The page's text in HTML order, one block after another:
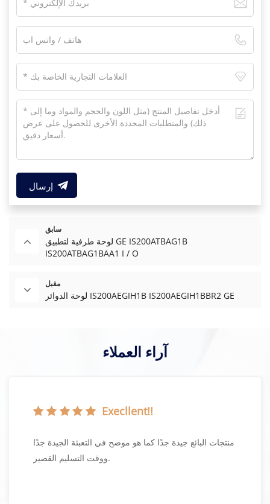
إرسال
سابق
لوحة طرفية لتطبيق GE IS200ATBAG1B
IS200ATBAG1BAA1 I / O
مقبل
لوحة الدوائر IS200AEGIH1B IS200AEGIH1BBR2 GE
آراء العملاء
منتجات
سريعة جدًا لطلبات عروض الأسعار الخاصة بي